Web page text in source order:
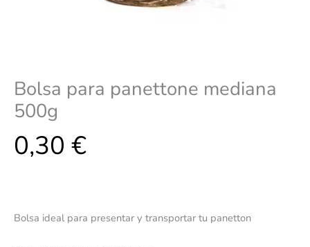
Bolsa para panettone mediana
500g
0,30 €
Bolsa ideal para presentar y transportar tu panetton